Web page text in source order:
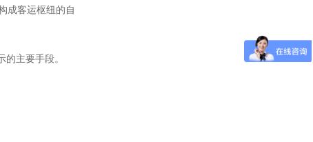
成客运枢纽的自
的主要手段。